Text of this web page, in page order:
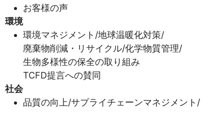
お客様の声
環境
環境マネジメント/地球温暖化対策/
廃棄物削減・リサイクル/化学物質管理/
生物多様性の保全の取り組み
TCFD提言への賛同
社会
品質の向上/サプライチェーンマネジメント/